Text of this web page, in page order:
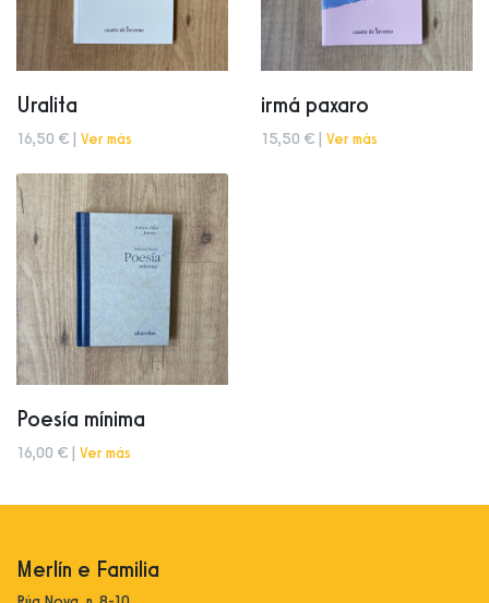
Uralita
16,50 € | Ver más
irmá paxaro
15,50 € | Ver más
Poesía mínima
16,00 € | Ver más
Merlín e Familia